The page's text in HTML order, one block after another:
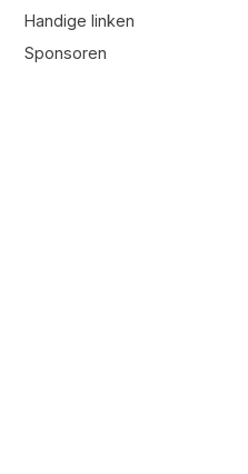
Handige linken
Sponsoren